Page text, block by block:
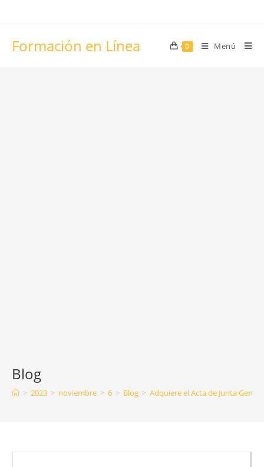
Formación en Línea 0 Menú
Blog
> 2023 > noviembre > 6 > Blog > Adquiere el Acta de Junta